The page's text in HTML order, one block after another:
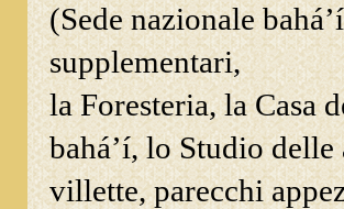
(Sede nazionale
supplementari,
la Foresteria, la Casa
bahá’í, lo Studio
villette, parecchi